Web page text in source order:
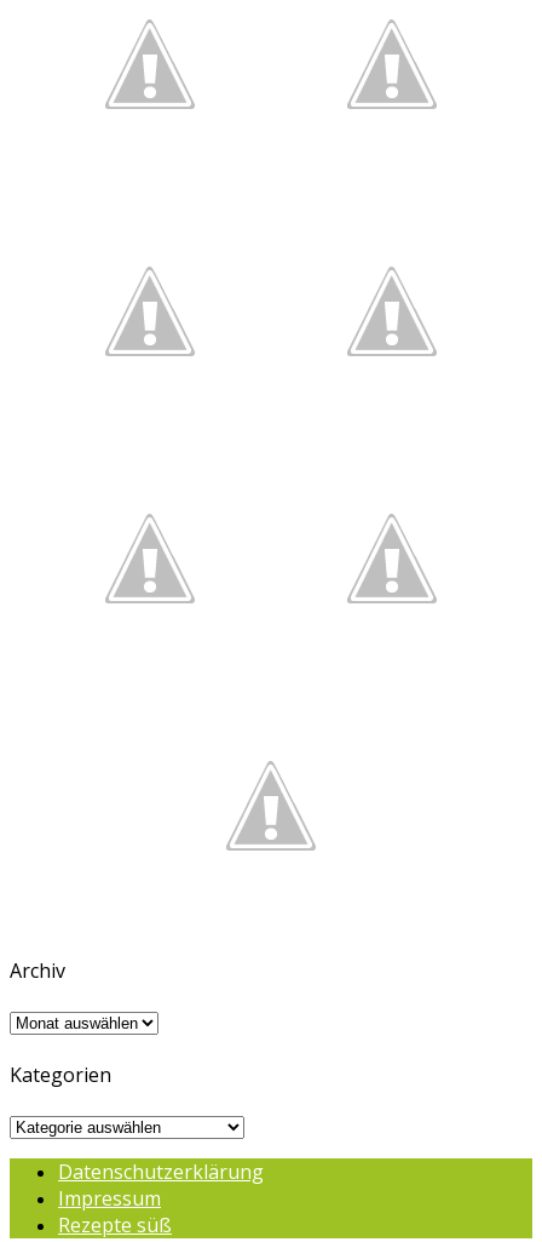
Archiv
Archiv
Kategorien
Kategorien
Datenschutzerklärung
Impressum
Rezepte süß